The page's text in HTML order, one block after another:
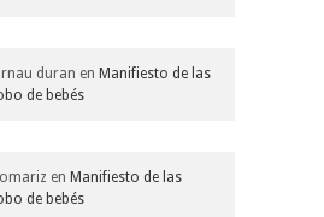
duran en Manifiesto de las
de bebés
en Manifiesto de las
de bebés